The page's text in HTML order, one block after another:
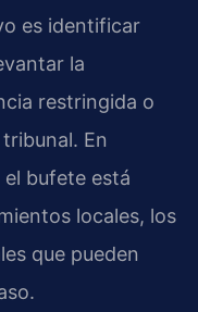
es identificar
la
restringida o
En
bufete está
locales, los
que pueden